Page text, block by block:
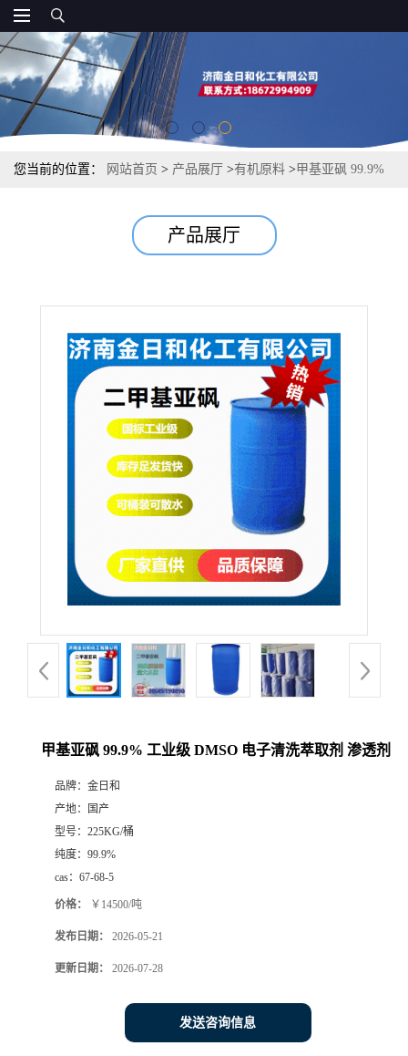
您当前的位置： 网站首页 > 产品展厅 >有机原料 >甲基亚砜 99.9%
产品展厅
甲基亚砜 99.9% 工业级 DMSO 电子清洗萃取剂 渗透剂
品牌： 金日和
产地：
国产
型号： 225KG/桶
纯度： 99.9%
cas： 67-68-5
价格： ￥14500/吨
发布日期： 2026-05-21
更新日期： 2026-07-28
发送咨询信息